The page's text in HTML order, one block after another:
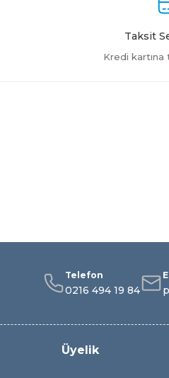
Taksit
Kredi kartına
Telefon
0216 494 19 84
Üyelik